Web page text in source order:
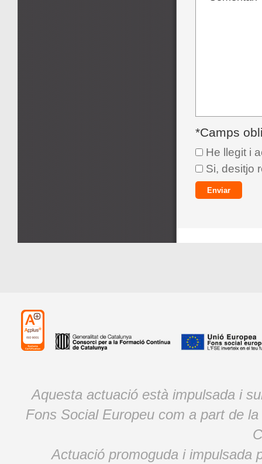
*Camps
He llegit i
Si, desitjo
Aquesta actuació està impulsada i
Fons Social Europeu com a part de
Actuació promoguda i impulsada